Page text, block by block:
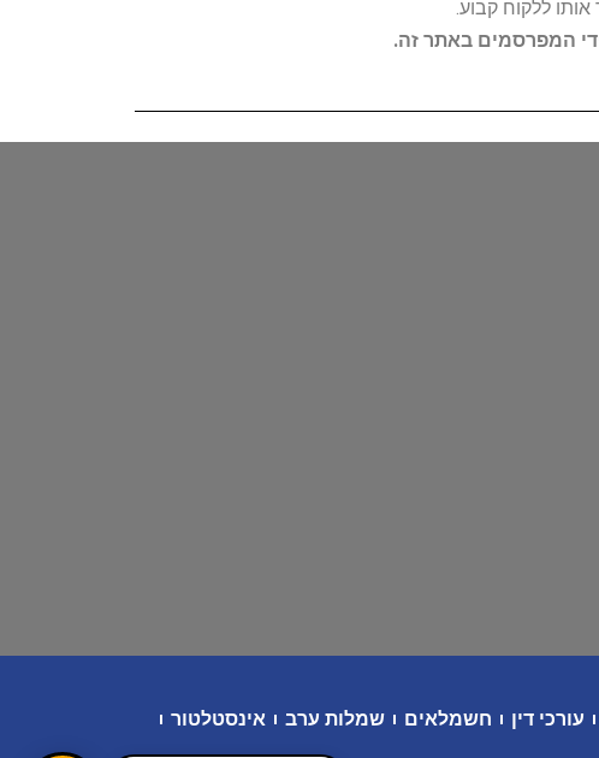
ללקוח קבוע.
המפרסמים באתר זה.
עורכי דין חשמלאים שמלות ערב
אינסטלטור